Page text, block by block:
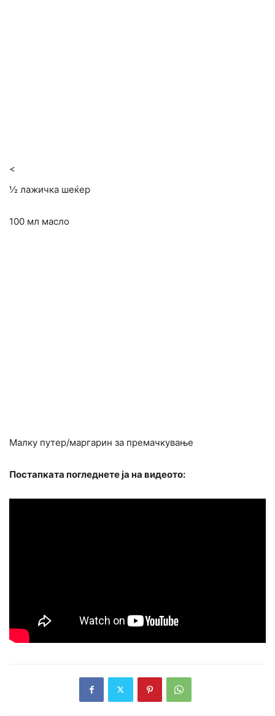
<
½ лажичка шеќер
100 мл масло
Малку путер/маргарин за премачкување
Постапката погледнете ја на видеото: